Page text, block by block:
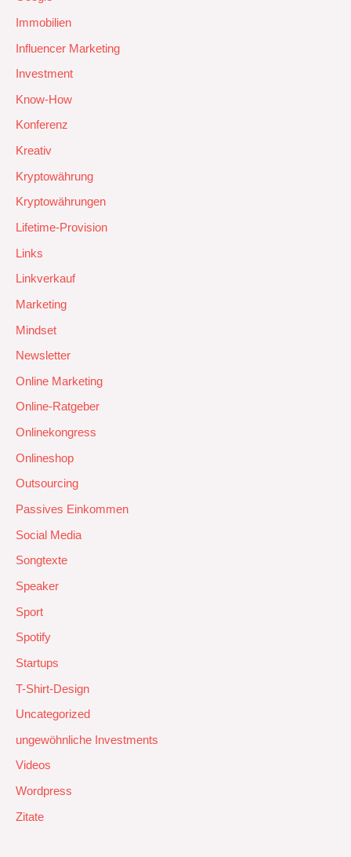
Immobilien
Influencer Marketing
Investment
Know-How
Konferenz
Kreativ
Kryptowährung
Kryptowährungen
Lifetime-Provision
Links
Linkverkauf
Marketing
Mindset
Newsletter
Online Marketing
Online-Ratgeber
Onlinekongress
Onlineshop
Outsourcing
Passives Einkommen
Social Media
Songtexte
Speaker
Sport
Spotify
Startups
T-Shirt-Design
Uncategorized
ungewöhnliche Investments
Videos
Wordpress
Zitate